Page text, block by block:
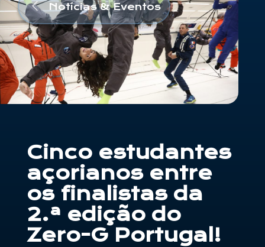
Notícias & Eventos
Educação e Divulgação
Equipa
Notícias & Eventos
Cinco estudantes
açorianos entre
os finalistas da
2.ª edição do
Zero-G Portugal!